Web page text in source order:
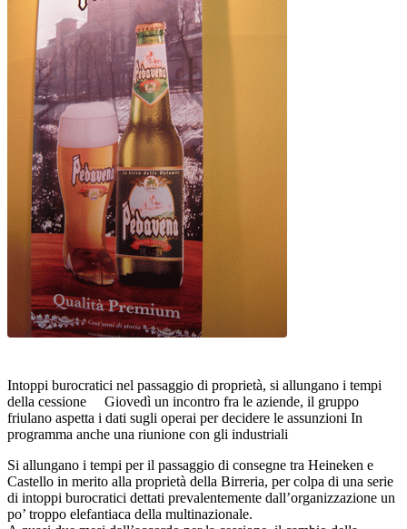
Intoppi burocratici nel passaggio di proprietà, si allungano i tempi
della cessione Giovedì un incontro fra le aziende, il gruppo
friulano aspetta i dati sugli operai per decidere le assunzioni In
programma anche una riunione con gli industriali
Si allungano i tempi per il passaggio di consegne tra Heineken e
Castello in merito alla proprietà della Birreria, per colpa di una serie
di intoppi burocratici dettati prevalentemente dall’organizzazione un
po’ troppo elefantiaca della multinazionale.